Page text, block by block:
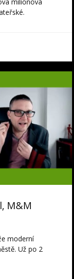
milionová
M&M
moderní
Už po 2